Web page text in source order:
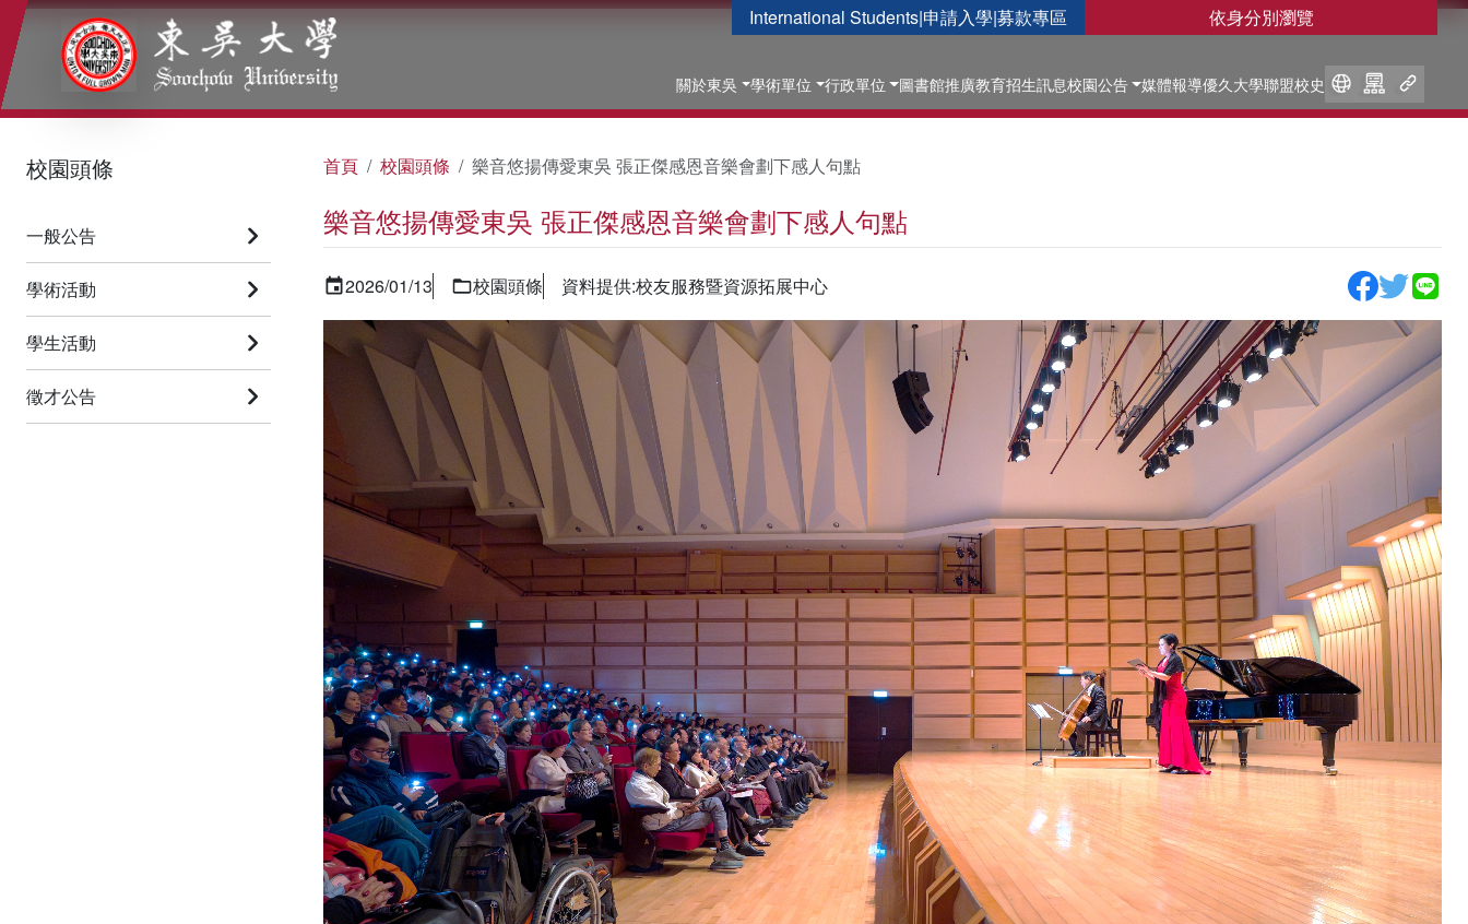
International Students|申請入學|募款專區 依身分別瀏覽
關於東吳 學術單位 行政單位 圖書館推廣教育招生訊息校園公告 媒體報導優久大學聯盟校史
:::
校園頭條
一般公告
學術活動
學生活動
徵才公告
首頁 校園頭條 樂音悠揚傳愛東吳 張正傑感恩音樂會劃下感人句點
樂音悠揚傳愛東吳 張正傑感恩音樂會劃下感人句點
2026/01/13 校園頭條 資料提供:校友服務暨資源拓展中心